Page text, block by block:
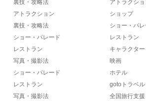
裏技・攻略法
アトラクション
裏技・攻略法
ショー・パレード
レストラン
写真・撮影法
ショー・パレード
レストラン
写真・撮影法
アトラクシ
ショップ
ショー・パ
レストラン
キャラクター
映画
ホテル
gotoトラベル
全国旅行支援